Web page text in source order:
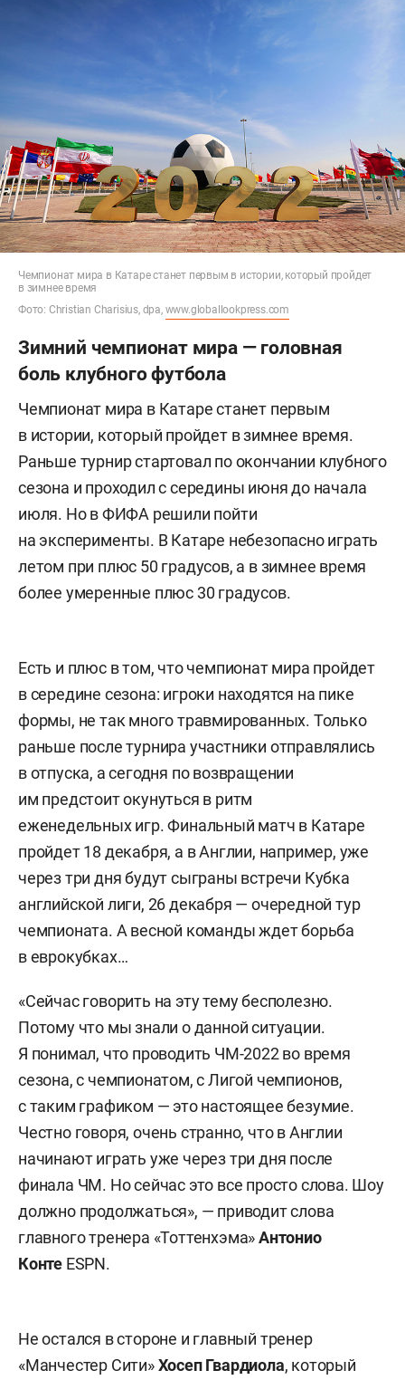
Чемпионат мира в Катаре станет первым в истории, который пройдет
в зимнее время
Фото: Christian Charisius, dpa, www.globallookpress.com
Зимний чемпионат мира — головная
боль клубного футбола
Чемпионат мира в Катаре станет первым
в истории, который пройдет в зимнее время.
Раньше турнир стартовал по окончании клубного
сезона и проходил с середины июня до начала
июля. Но в ФИФА решили пойти
на эксперименты. В Катаре небезопасно играть
летом при плюс 50 градусов, а в зимнее время
более умеренные плюс 30 градусов.
Есть и плюс в том, что чемпионат мира пройдет
в середине сезона: игроки находятся на пике
формы, не так много травмированных. Только
раньше после турнира участники отправлялись
в отпуска, а сегодня по возвращении
им предстоит окунуться в ритм
еженедельных игр. Финальный матч в Катаре
пройдет 18 декабря, а в Англии, например, уже
через три дня будут сыграны встречи Кубка
английской лиги, 26 декабря — очередной тур
чемпионата. А весной команды ждет борьба
в еврокубках…
«Сейчас говорить на эту тему бесполезно.
Потому что мы знали о данной ситуации.
Я понимал, что проводить ЧМ-2022 во время
сезона, с чемпионатом, с Лигой чемпионов,
с таким графиком — это настоящее безумие.
Честно говоря, очень странно, что в Англии
начинают играть уже через три дня после
финала ЧМ. Но сейчас это все просто слова. Шоу
должно продолжаться», — приводит слова
главного тренера «Тоттенхэма»Антонио
Конте ESPN.
Не остался в стороне и главный тренер
«Манчестер Сити»Хосеп Гвардиола, который